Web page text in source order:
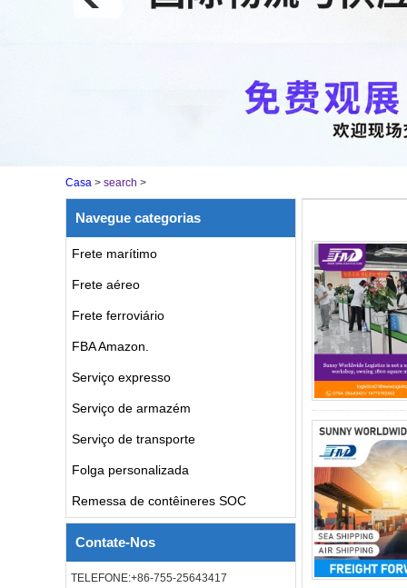
Casa > search >
Navegue categorias
Frete marítimo
Frete aéreo
Frete ferroviário
FBA Amazon.
Serviço expresso
Serviço de armazém
Serviço de transporte
Folga personalizada
Remessa de contêineres SOC
Contate-Nos
TELEFONE:+86-755-25643417
taxas de frete aéreo para o
a porta com serviço de
do despachante de frete para
Unido
DDU DDP taxas de
Xangai China para Los